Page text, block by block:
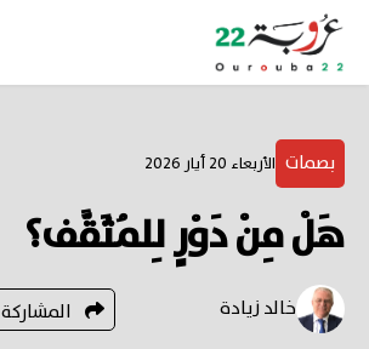
بصمات الأربعاء 20 أيار 2026
هَلْ مِنْ دَوْرٍ لِلمُثَقَّف؟
خالد زيادة المشاركة